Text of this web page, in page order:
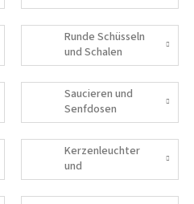
Salzstreuer
Runde Schüsseln
und Schalen
Saucieren und
Senfdosen
Kerzenleuchter
und
Dekorationen